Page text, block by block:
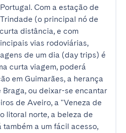
Com a estação de
(o principal nó de
distância, e com
vias rodoviárias,
de um dia (day trips) é
curta viagem, poderá
em Guimarães, a herança
ou deixar-se encantar
de Aveiro, a "Veneza de
litoral norte, a beleza de
a um fácil acesso,